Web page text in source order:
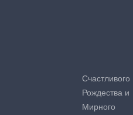
Счастливого
Рождества и
Мирного